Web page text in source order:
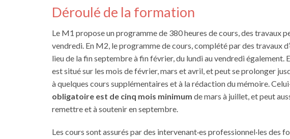
Déroulé de la formation
Le M1 propose un programme de 380 heures de cours, des travaux
vendredi. En M2, le programme de cours, complété par des travaux
lieu de la fin septembre à fin février, du lundi au vendredi également.
est situé sur les mois de février, mars et avril, et peut se prolonger
à quelques cours supplémentaires et à la rédaction du mémoire.
obligatoire est de cinq mois minimum de mars à juillet, et peut
remettre et à soutenir en septembre.
Les cours sont assurés par des intervenant·es professionnel·les